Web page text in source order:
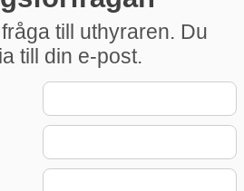
till uthyraren. Du
till din e-post.